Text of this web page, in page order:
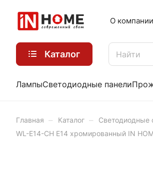
О компании
Каталог
ЛампыСветодиодные панели
Главная – Каталог – Светодиодные
WL-E14-CH Е14 хромированный IN